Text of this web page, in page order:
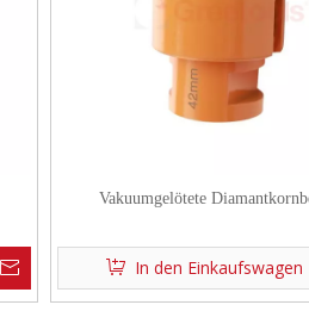
Vakuumgelötete
In den Einkaufswagen